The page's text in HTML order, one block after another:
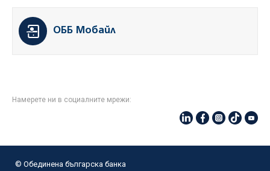
ОББ Мобайл
Намерете ни в социалните мрежи:
© Oбединена българска банка